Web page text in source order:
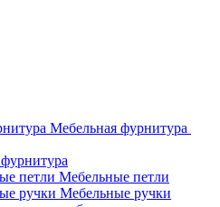
Мебельная фурнитура
Мебельные петли
Мебельные ручки